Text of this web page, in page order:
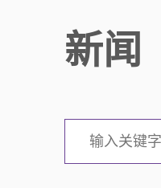
新闻